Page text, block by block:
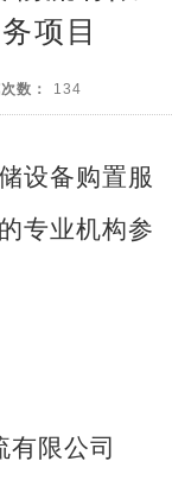
项目
数： 134
设备购置服
专业机构参
限公司